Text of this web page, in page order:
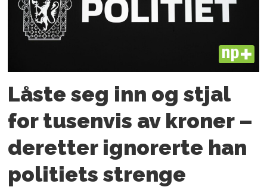
PLUS
Låste seg inn og stjal
for tusenvis av kroner –
deretter ignorerte han
politiets strenge